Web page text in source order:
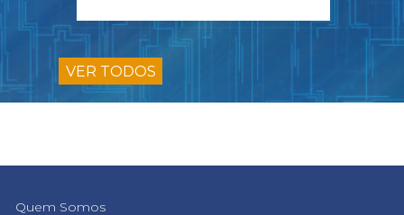
VER TODOS
Quem Somos